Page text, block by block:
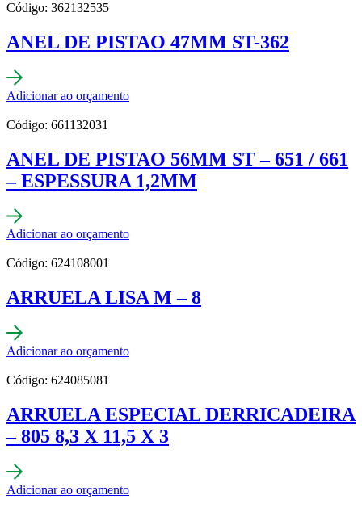
Código: 362132535
ANEL DE PISTAO 47MM ST-362
Adicionar ao orçamento
Código: 661132031
ANEL DE PISTAO 56MM ST – 651 / 661
– ESPESSURA 1,2MM
Adicionar ao orçamento
Código: 624108001
ARRUELA LISA M – 8
Adicionar ao orçamento
Código: 624085081
ARRUELA ESPECIAL DERRICADEIRA
– 805 8,3 X 11,5 X 3
Adicionar ao orçamento